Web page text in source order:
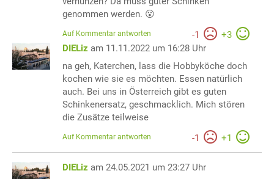
genommen werden. 😮
-1 +3
Auf Kommentar antworten
DIELiz am 11.11.2022 um 16:28 Uhr
na geh, Katerchen, lass die Hobbyköche doch
kochen wie sie es möchten. Essen natürlich
auch. Bei uns in Österreich gibt es guten
Schinkenersatz, geschmacklich. Mich stören
die Zusätze teilweise
-1 +1
Auf Kommentar antworten
DIELiz am 24.05.2021 um 23:27 Uhr